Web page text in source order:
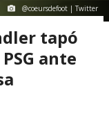
@coeursdefoot | Twitter
tapó
ante